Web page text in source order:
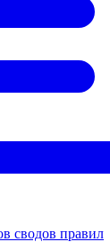
сводов правил